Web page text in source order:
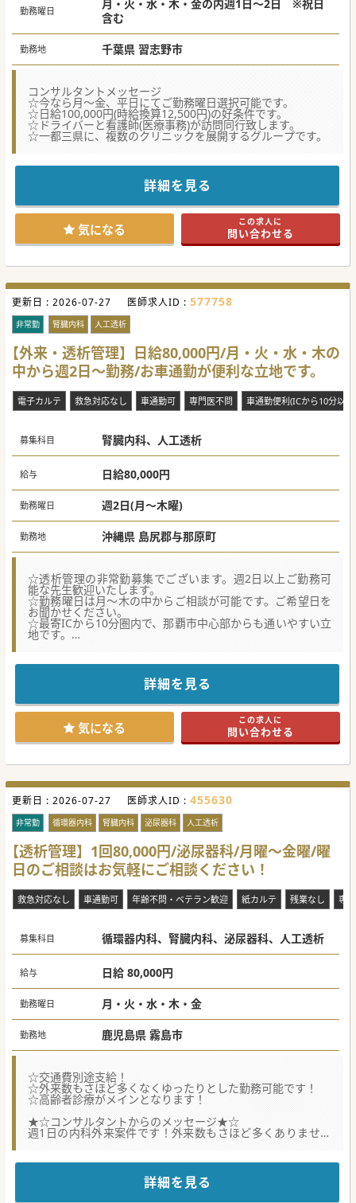
勤務曜日
月・火・水・木・金の内週1日～2日 ※祝日
含む
勤務地 千葉県 習志野市
コンサルタントメッセージ
☆今なら月～金、平日にてご勤務曜日選択可能です。
☆日給100,000円(時給換算12,500円)の好条件です。
☆ドライバーと看護師(医療事務)が訪問同行致します。
☆一都三県に、複数のクリニックを展開するグループです。
詳細を見る
気になる この求人に
問い合わせる
更新日 : 2026-07-27 医師求人ID : 577758
非常勤 腎臓内科 人工透析
【外来・透析管理】日給80,000円/月・火・水・木の
中から週2日～勤務/お車通勤が便利な立地です。
電子カルテ 救急対応なし 車通勤可 専門医不問 車通勤便利(ICから10分以内)
募集科目 腎臓内科、人工透析
給与 日給80,000円
勤務曜日 週2日(月～木曜)
勤務地 沖縄県 島尻郡与那原町
☆透析管理の非常勤募集でございます。週2日以上ご勤務可
能な先生歓迎いたします。
☆勤務曜日は月～木の中からご相談が可能です。ご希望日を
お聞かせください。
☆最寄ICから10分圏内で、那覇市中心部からも通いやすい立
地です。
開院以来地域のニーズに応えて医療機関や診療体制も充実さ
現在では救急～回復期リハビリテーション、慢性期医療まで
対応しています。
関連施設とも連携を図り、退院後のサポートにも力を入れて
おります。
ご興味がございましたらお気軽にお問合せください。
詳細を見る
気になる この求人に
問い合わせる
更新日 : 2026-07-27 医師求人ID : 455630
非常勤 循環器内科 腎臓内科 泌尿器科 人工透析
【透析管理】1回80,000円/泌尿器科/月曜～金曜/曜
日のご相談はお気軽にご相談ください！
救急対応なし 車通勤可 年齢不問・ベテラン歓迎 紙カルテ 残業なし 専
募集科目 循環器内科、腎臓内科、泌尿器科、人工透析
給与 日給 80,000円
勤務曜日 月・火・水・木・金
勤務地 鹿児島県 霧島市
☆交通費別途支給！
☆外来数もさほど多くなくゆったりとした勤務可能です！
☆高齢者診療がメインとなります！
★☆コンサルタントからのメッセージ★☆
週1日の内科外来案件です！外来数もさほど多くありません
ので
まずはご相談ください！
詳細を見る